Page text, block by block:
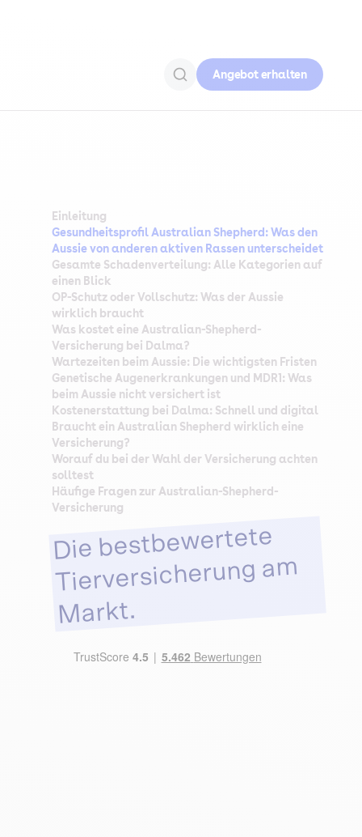
Angebot erhalten
Einleitung
Gesundheitsprofil Australian Shepherd: Was den
Aussie von anderen aktiven Rassen unterscheidet
Gesamte Schadenverteilung: Alle Kategorien auf
einen Blick
OP-Schutz oder Vollschutz: Was der Aussie
wirklich braucht
Was kostet eine Australian-Shepherd-
Versicherung bei Dalma?
Wartezeiten beim Aussie: Die wichtigsten Fristen
Genetische Augenerkrankungen und MDR1: Was
beim Aussie nicht versichert ist
Kostenerstattung bei Dalma: Schnell und digital
Braucht ein Australian Shepherd wirklich eine
Versicherung?
Worauf du bei der Wahl der Versicherung achten
solltest
Häufige Fragen zur Australian-Shepherd-
Versicherung
Die bestbewertete
Tierversicherung am
Markt.